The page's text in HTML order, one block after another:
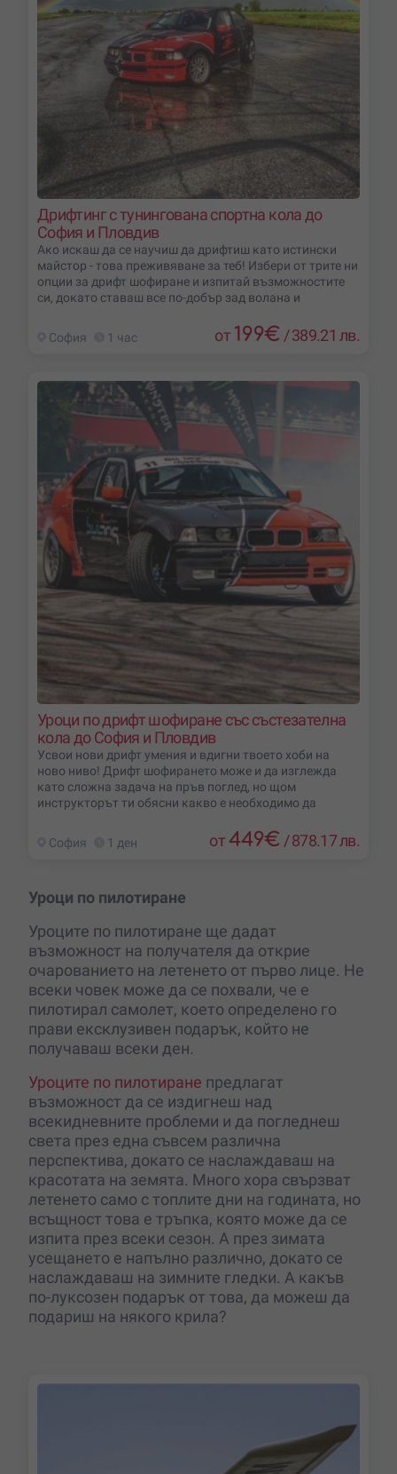
Дрифтинг с тунингована спортна кола до
София и Пловдив
Ако искаш да се научиш да дрифтиш като истински
майстор - това преживяване за теб! Избери от трите ни
опции за дрифт шофиране и изпитай възможностите
си, докато ставаш все по-добър зад волана и
София 1 час от 199€ /389.21 лв.
Уроци по дрифт шофиране със състезателна
кола до София и Пловдив
Усвои нови дрифт умения и вдигни твоето хоби на
ново ниво! Дрифт шофирането може и да изглежда
като сложна задача на пръв поглед, но щом
инструкторът ти обясни какво е необходимо да
София 1 ден от449€ /878.17 лв.
Уроци по пилотиране
Уроците по пилотиране ще дадат
възможност на получателя да открие
очарованието на летенето от първо лице. Не
всеки човек може да се похвали, че е
пилотирал самолет, което определено го
прави ексклузивен подарък, който не
получаваш всеки ден.
Уроците по пилотиране предлагат
възможност да се издигнеш над
всекидневните проблеми и да погледнеш
света през една съвсем различна
перспектива, докато се наслаждаваш на
красотата на земята. Много хора свързват
летенето само с топлите дни на годината, но
всъщност това е тръпка, която може да се
изпита през всеки сезон. А през зимата
усещането е напълно различно, докато се
наслаждаваш на зимните гледки. А какъв
по-луксозен подарък от това, да можеш да
подариш на някого крила?